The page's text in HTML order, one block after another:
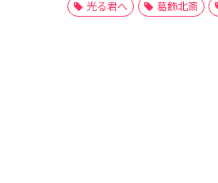
光る君へ 葛飾北斎